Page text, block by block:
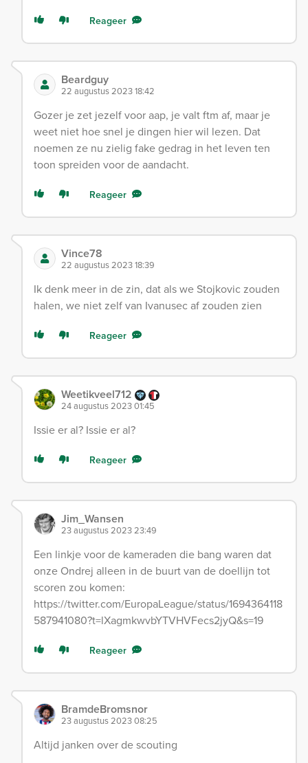
Reageer
Beardguy
22 augustus 2023 18:42
Gozer je zet jezelf voor aap, je valt ftm af, maar je
weet niet hoe snel je dingen hier wil lezen. Dat
noemen ze nu zielig fake gedrag in het leven ten
toon spreiden voor de aandacht.
Reageer
Vince78
22 augustus 2023 18:39
Ik denk meer in de zin, dat als we Stojkovic zouden
halen, we niet zelf van Ivanusec af zouden zien
Reageer
Weetikveel712
24 augustus 2023 01:45
Issie er al? Issie er al?
Reageer
Jim_Wansen
23 augustus 2023 23:49
Een linkje voor de kameraden die bang waren dat
onze Ondrej alleen in de buurt van de doellijn tot
scoren zou komen:
https://twitter.com/EuropaLeague/status/1694364118
587941080?t=lXagmkwvbYTVHVFecs2jyQ&s=19
Reageer
BramdeBromsnor
23 augustus 2023 08:25
Altijd janken over de scouting